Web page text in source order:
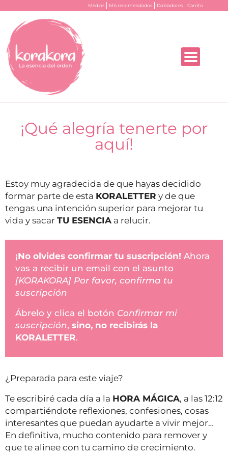
Medios Mis recomendados Dobladores Carrito
¡Qué alegría tenerte por
aquí!
Estoy muy agradecida de que hayas decidido
formar parte de esta KORALETTER y de que
tengas una intención superior para mejorar tu
vida y sacar TU ESENCIA a relucir.
¡No olvides confirmar tu suscripción! Ahora
vas a recibir un email con el asunto
[KORAKORA] Por favor, confirma tu
suscripción
Ábrelo y clica el botón Confirmar mi
suscripción, sino, no recibirás la
KORALETTER.
¿Preparada para este viaje?
Te escribiré cada día a la HORA MÁGICA, a las 12:12
compartiéndote reflexiones, confesiones, cosas
interesantes que puedan ayudarte a vivir mejor…
En definitiva, mucho contenido para remover y
que te alinee con tu camino de crecimiento.